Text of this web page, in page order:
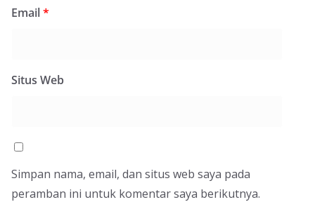
Email*
Situs Web
Simpan nama, email, dan situs web saya pada
peramban ini untuk komentar saya berikutnya.